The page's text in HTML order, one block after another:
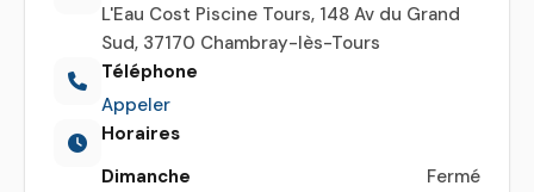
L'Eau Cost Piscine Tours, 148 Av du Grand
Sud, 37170 Chambray-lès-Tours
Téléphone
Appeler
Horaires
Dimanche
Fermé